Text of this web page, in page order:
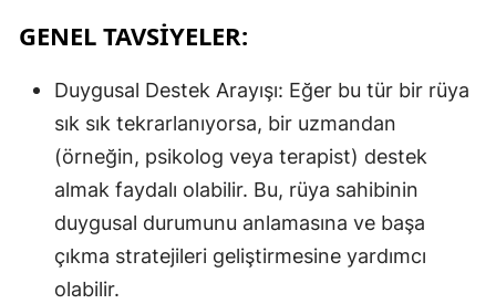
GENEL TAVSIYELER:
Duygusal Destek Arayışı: Eğer bu tür bir rüya
sık sık tekrarlanıyorsa, bir uzmandan
(örneğin, psikolog veya terapist) destek
almak faydalı olabilir. Bu, rüya sahibinin
duygusal durumunu anlamasına ve başa
çıkma stratejileri geliştirmesine yardımcı
olabilir.